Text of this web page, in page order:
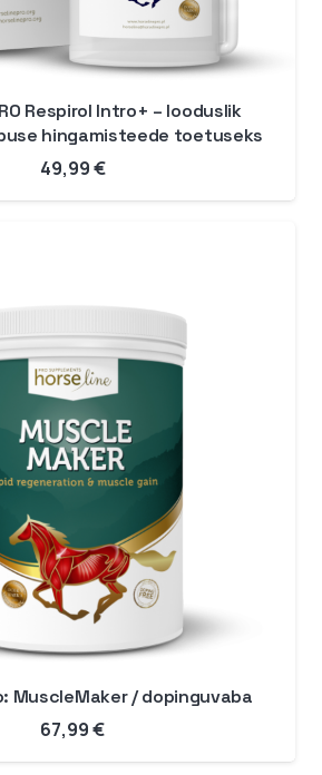
Respirol Intro+ – looduslik
hingamisteede toetuseks
49,99€
MuscleMaker / dopinguvaba
67,99€